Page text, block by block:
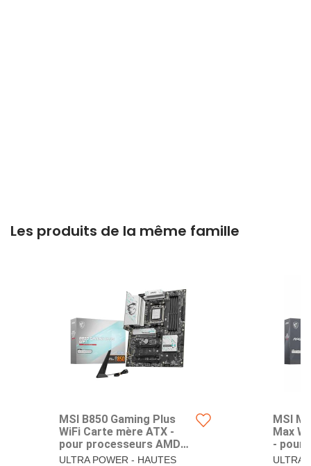
Les produits de la même famille
MSI B850 Gaming Plus
WiFi Carte mère ATX -
pour processeurs AMD
Ryzen 9000/8000 / 7000,
ULTRA POWER - HAUTES
MSI
Max
- pour
Ryzen
ULTRA